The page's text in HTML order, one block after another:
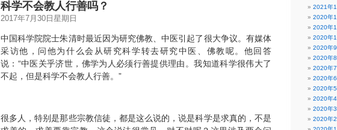
科学不会教人行善吗？
2017年7月30日星期日
中国科学院院士朱清时最近因为研究佛教、中医引起了很大争议。有媒体
采访他，问他为什么会从研究科学转去研究中医、佛教呢。他回答
说：“中医关乎济世，佛学为人必须行善提供理由。我知道科学很伟大了
不起，但是科学不会教人行善。”
很多人，特别是那些宗教信徒，都是这么说的，说是科学是求真的，不是
2021年1
2020年
2020年
2020年
2020年9
2020年8
2020年7
2020年6
2020年5
2020年4
2020年3
2020年2